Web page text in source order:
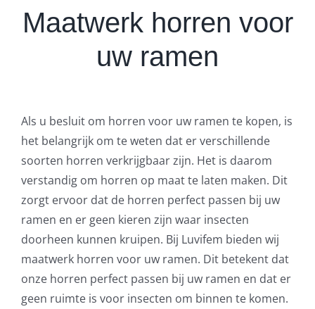
Maatwerk horren voor
uw ramen
Als u besluit om horren voor uw ramen te kopen, is
het belangrijk om te weten dat er verschillende
soorten horren verkrijgbaar zijn. Het is daarom
verstandig om horren op maat te laten maken. Dit
zorgt ervoor dat de horren perfect passen bij uw
ramen en er geen kieren zijn waar insecten
doorheen kunnen kruipen. Bij Luvifem bieden wij
maatwerk horren voor uw ramen. Dit betekent dat
onze horren perfect passen bij uw ramen en dat er
geen ruimte is voor insecten om binnen te komen.